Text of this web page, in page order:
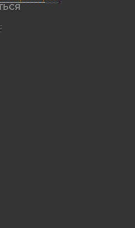
(97%), Брестского (94%),
Пружанского, Столинского и
- рассказали в комитете по
Брестского
уборку зерновых и
завершили 69 хозяйств.